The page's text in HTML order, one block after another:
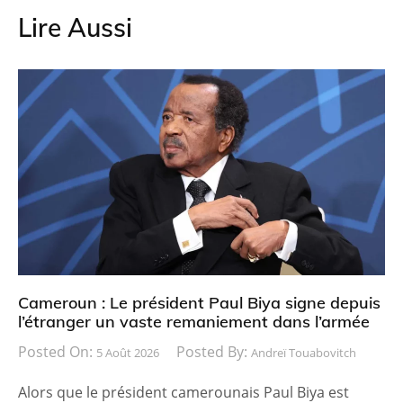
Lire Aussi
Cameroun : Le président Paul Biya signe depuis
l’étranger un vaste remaniement dans l’armée
Posted On: 5 Août 2026 Posted By: Andreï Touabovitch
Alors que le président camerounais Paul Biya est